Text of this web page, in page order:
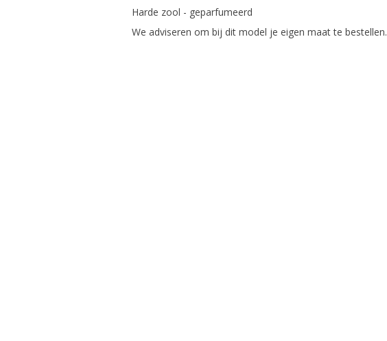
Harde zool - geparfumeerd
We adviseren om bij dit model je eigen maat te bestellen.